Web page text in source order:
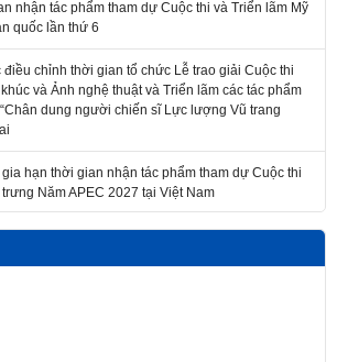
và Ảnh nghệ thuật và Triển lãm các tác phẩm
dung người chiến sĩ Lực lượng Vũ trang
Năm APEC 2027 tại Việt Nam